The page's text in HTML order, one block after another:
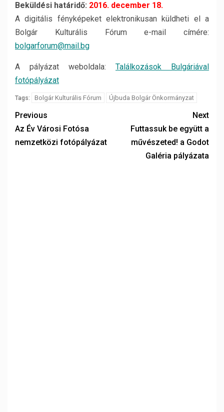
Beküldési határidő: 2016. december 18.
A digitális fényképeket elektronikusan küldheti el a
Bolgár Kulturális Fórum e-mail címére:
bolgarforum@mail.bg
A pályázat weboldala: Találkozások Bulgáriával
fotópályázat
Tags: Bolgár Kulturális Fórum Újbuda Bolgár Önkormányzat
Previous
Az Év Városi Fotósa
nemzetközi fotópályázat
Next
Futtassuk be együtt a
művészeted! a Godot
Galéria pályázata